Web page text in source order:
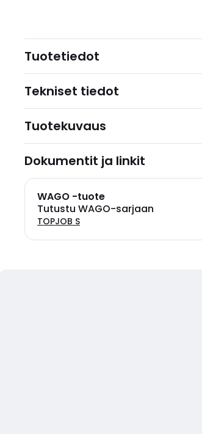
Tuotetiedot
Tekniset tiedot
Tuotekuvaus
Dokumentit ja linkit
WAGO -tuote
Tutustu WAGO-sarjaan
TOPJOB S